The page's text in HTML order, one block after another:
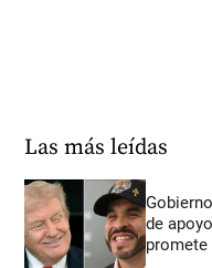
Las más leídas
de
promete